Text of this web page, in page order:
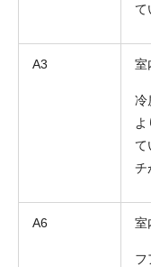
て
A3 室
冷
て
チ
A6 室
フ